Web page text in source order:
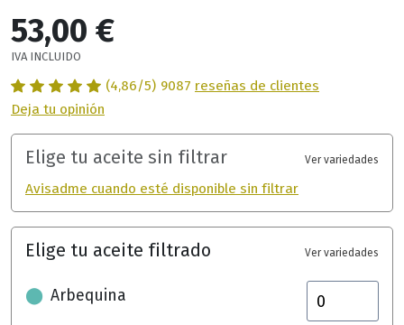
53,00 €
IVA INCLUIDO
(4,86/5) 9087 reseñas de clientes
Deja tu opinión
Elige tu aceite sin filtrar Ver variedades
Avisadme cuando esté disponible sin filtrar
Elige tu aceite filtrado Ver variedades
⬤ Arbequina